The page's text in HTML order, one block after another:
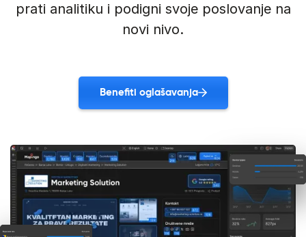
prati analitiku i podigni svoje poslovanje na
novi nivo.
Benefiti oglašavanja